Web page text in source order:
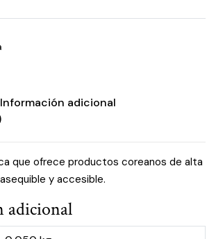
Información adicional
que ofrece productos coreanos de alta
y accesible.
adicional